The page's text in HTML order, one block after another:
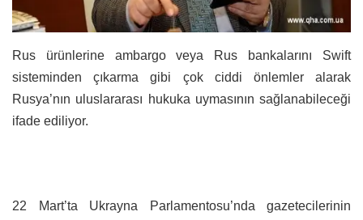
Rus ürünlerine ambargo veya Rus bankalarını Swift
sisteminden çıkarma gibi çok ciddi önlemler alarak
Rusya’nın uluslararası hukuka uymasının sağlanabileceği
ifade ediliyor.
22 Mart’ta Ukrayna Parlamentosu’nda gazetecilerinin